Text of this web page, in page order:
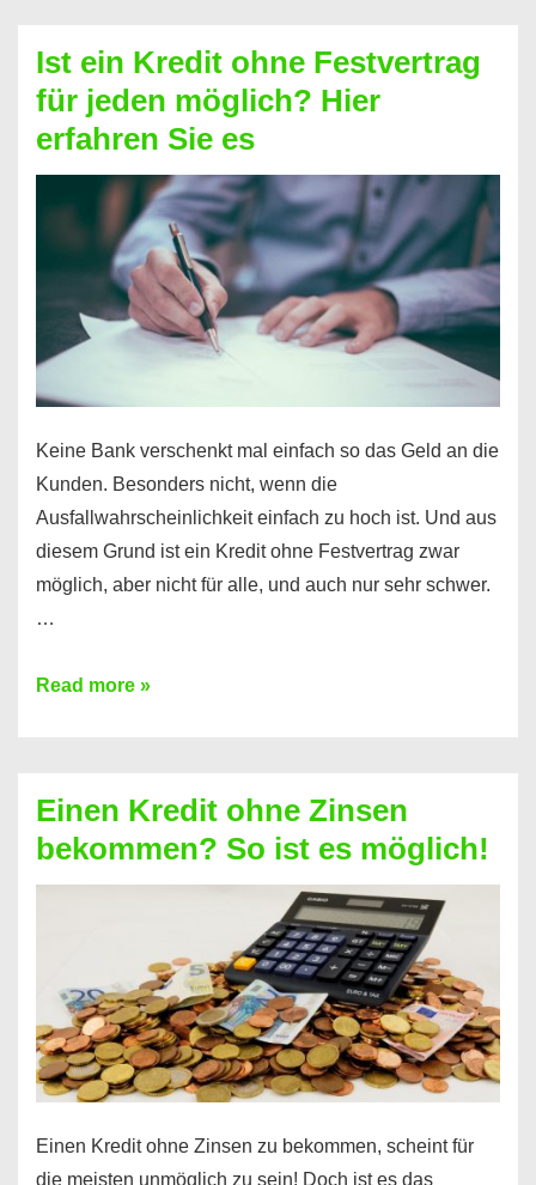
Prepaid
ist
nicht
nur
für
Handy
möglich!
Ist ein Kredit ohne Festvertrag
für jeden möglich? Hier
erfahren Sie es
Keine Bank verschenkt mal einfach so das Geld an die
Kunden. Besonders nicht, wenn die
Ausfallwahrscheinlichkeit einfach zu hoch ist. Und aus
diesem Grund ist ein Kredit ohne Festvertrag zwar
möglich, aber nicht für alle, und auch nur sehr schwer.
…
Ist
Festvertrag
für
jeden
erfahren
Sie
es
Read more »
Einen Kredit ohne Zinsen
bekommen? So ist es möglich!
Einen Kredit ohne Zinsen zu bekommen, scheint für
die meisten unmöglich zu sein! Doch ist es das